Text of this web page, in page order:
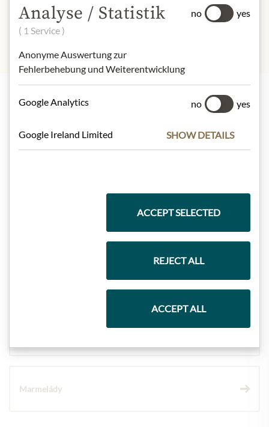
Schwefeldioxid
Nejlepší z našeho sortimentu
Marmelády
Analyse / Statistik
( 1 Service )
Anonyme Auswertung zur
Fehlerbehebung und Weiterentwicklung
no yes
Google Analytics no yes
Google Ireland Limited SHOW DETAILS
ACCEPT SELECTED
REJECT ALL
ACCEPT ALL